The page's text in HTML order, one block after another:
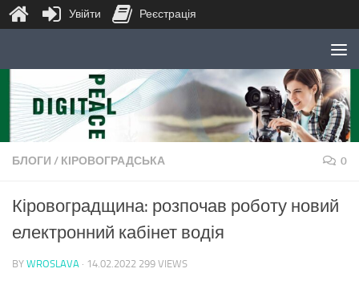
Skip to content
БЛОГИ / КІРОВОГРАДСЬКА 0
Кіровоградщина: розпочав роботу новий
електронний кабінет водія
BY WROSLAVA · 14.02.2022 299 VIEWS
Увійти Реєстрація